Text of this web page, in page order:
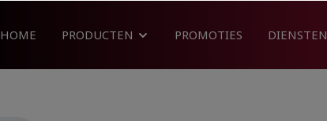
HOME PRODUCTEN PROMOTIES DIENSTEN